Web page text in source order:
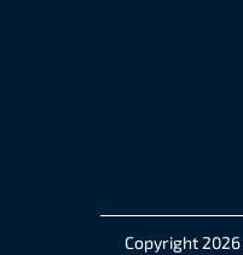
Copyright 2026